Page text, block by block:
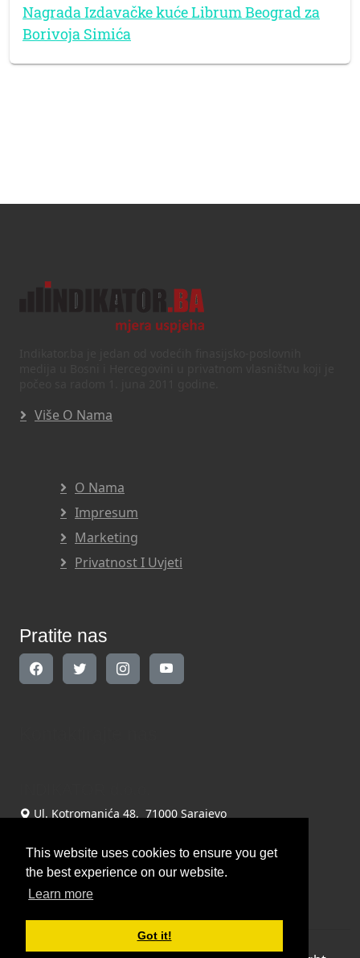
This website uses cookies to ensure you get
the best experience on our website.
Learn more
Got it!
Nagrada Izdavačke kuće Librum Beograd za
Borivoja Simića
Više O Nama
O Nama
Impresum
Marketing
Privatnost I Uvjeti
Pratite nas
Ul. Kotromanića 48, 71000 Sarajevo
redakcija@indikator.ba